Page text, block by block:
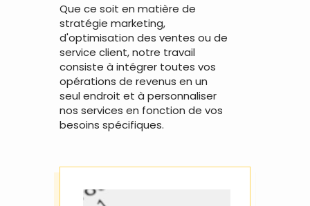
Que ce soit en matière de
stratégie marketing,
d'optimisation des ventes ou de
service client, notre travail
consiste à intégrer toutes vos
opérations de revenus en un
seul endroit et à personnaliser
nos services en fonction de vos
besoins spécifiques.